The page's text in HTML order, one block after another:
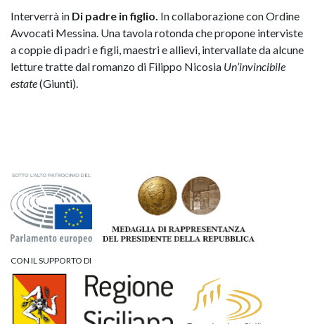
Interverrà in Di padre in figlio. In collaborazione con Ordine
Avvocati Messina. Una tavola rotonda che propone interviste
a coppie di padri e figli, maestri e allievi, intervallate da alcune
letture tratte dal romanzo di Filippo Nicosia Un’invincibile
estate(Giunti).
CON IL SUPPORTO DI